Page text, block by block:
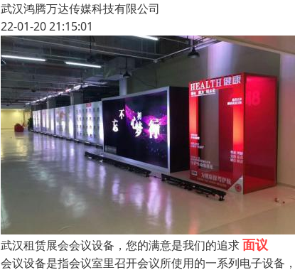
武汉鸿腾万达传媒科技有限公司
22-01-20 21:15:01
武汉租赁展会会议设备，您的满意是我们的追求面议
会议设备是指会议室里召开会议所使用的一系列电子设备